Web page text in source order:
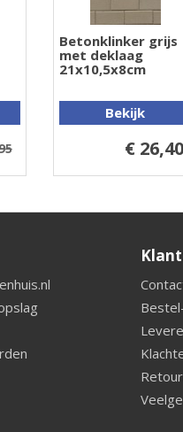
Betonklinker grijs
met deklaag
21x10,5x8cm
Bekijk
€ 26,40